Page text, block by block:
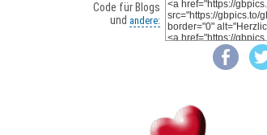
Code für Blogs
und andere: